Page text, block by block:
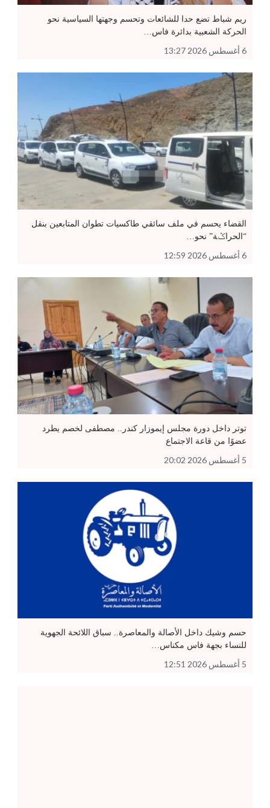
ريم شباط تضع حدا للشائعات وتحسم وجهتها السياسية نحو
الحركة الشعبية بدائرة فاس…
6 أغسطس 2026 13:27
القضاء يحسم في ملف سائقي طاكسيات تطوان المتابعين بنقل
“الحراݣة” نحو…
6 أغسطس 2026 12:59
توتر داخل دورة مجلس إيموزار كندر.. مصطفى لخصم يطرد
عضوًا من قاعة الاجتماع
5 أغسطس 2026 20:02
حسم وشيك داخل الأصالة والمعاصرة.. سباق اللائحة الجهوية
للنساء بجهة فاس مكناس…
5 أغسطس 2026 12:51